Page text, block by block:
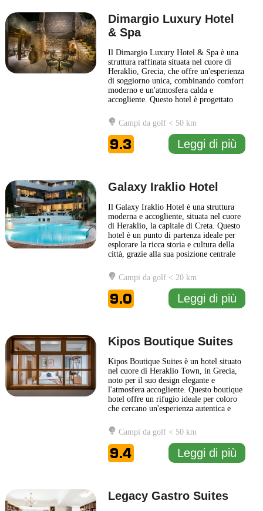
Dimargio Luxury Hotel
& Spa
Il Dimargio Luxury Hotel & Spa è una
struttura raffinata situata nel cuore di
Heraklio, Grecia, che offre un'esperienza
di soggiorno unica, combinando comfort
moderno e un'atmosfera calda e
accogliente. Questo hotel è progettato
benessere, con un'area benessere
completa che include diversi trattamenti
spa, una piscina e spazi dedicati al
fitness. Le camere... Leggi di più
Campi da golf < 50 km
9.3 Leggi di più
Galaxy Iraklio Hotel
Il Galaxy Iraklio Hotel è una struttura
moderna e accogliente, situata nel cuore
di Heraklio, la capitale di Creta. Questo
hotel è un punto di partenza ideale per
esplorare la ricca storia e cultura della
città, grazie alla sua posizione centrale
principali luoghi d'interesse, tra cui il
Palazzo di Cnosso e il Museo
Archeologico di Heraklio. Il design
dell'hotel
... Leggi di più
Campi da golf < 20 km
9.0 Leggi di più
Kipos Boutique Suites
Kipos Boutique Suites è un hotel situato
nel cuore di Heraklio Town, in Grecia,
noto per il suo design elegante e
l'atmosfera accogliente. Questo boutique
hotel offre un rifugio ideale per coloro
che cercano un'esperienza autentica e
sono arredate con gusto, combinando
elementi tradizionali e moderni, creando
uno spazio confortevole e rilassante per
gli ospiti. Ogni
... Leggi di più
Campi da golf < 50 km
9.4 Leggi di più
Legacy Gastro Suites